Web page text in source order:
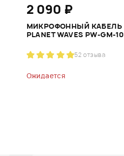
2 090 ₽
МИКРОФОННЫЙ КАБЕЛЬ
PLANET WAVES PW-GM-10
52 отзыва
Ожидается